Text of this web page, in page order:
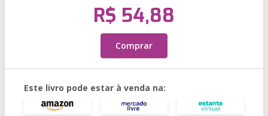
R$ 54,88
Comprar
Este livro pode estar à venda na: